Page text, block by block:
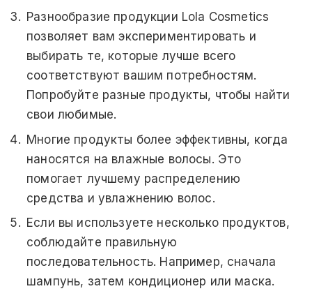
Разнообразие продукции Lola Cosmetics
позволяет вам экспериментировать и
выбирать те, которые лучше всего
соответствуют вашим потребностям.
Попробуйте разные продукты, чтобы найти
свои любимые.
Многие продукты более эффективны, когда
наносятся на влажные волосы. Это
помогает лучшему распределению
средства и увлажнению волос.
Если вы используете несколько продуктов,
соблюдайте правильную
последовательность. Например, сначала
шампунь, затем кондиционер или маска.